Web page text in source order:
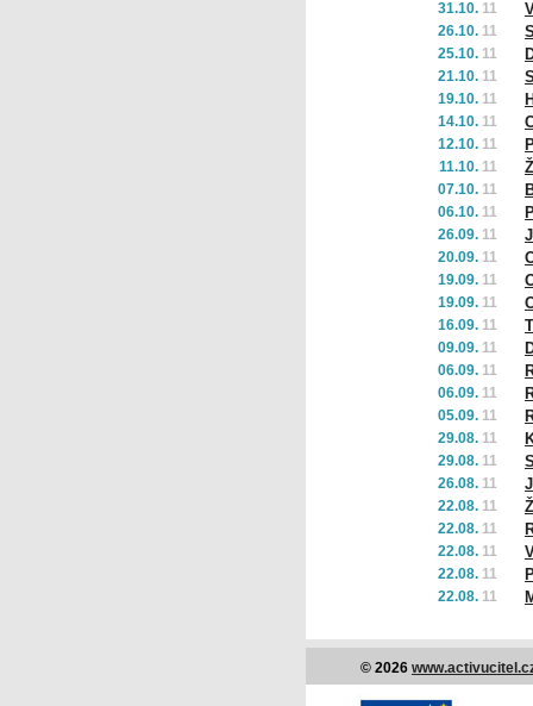
31.10. 11
26.10. 11
25.10. 11
21.10. 11
19.10. 11
14.10. 11
12.10. 11
11.10. 11
07.10. 11
06.10. 11
26.09. 11
20.09. 11
19.09. 11
19.09. 11
16.09. 11
09.09. 11
06.09. 11
06.09. 11
05.09. 11
29.08. 11
29.08. 11
26.08. 11
22.08. 11
22.08. 11
22.08. 11
22.08. 11
22.08. 11
© 2026